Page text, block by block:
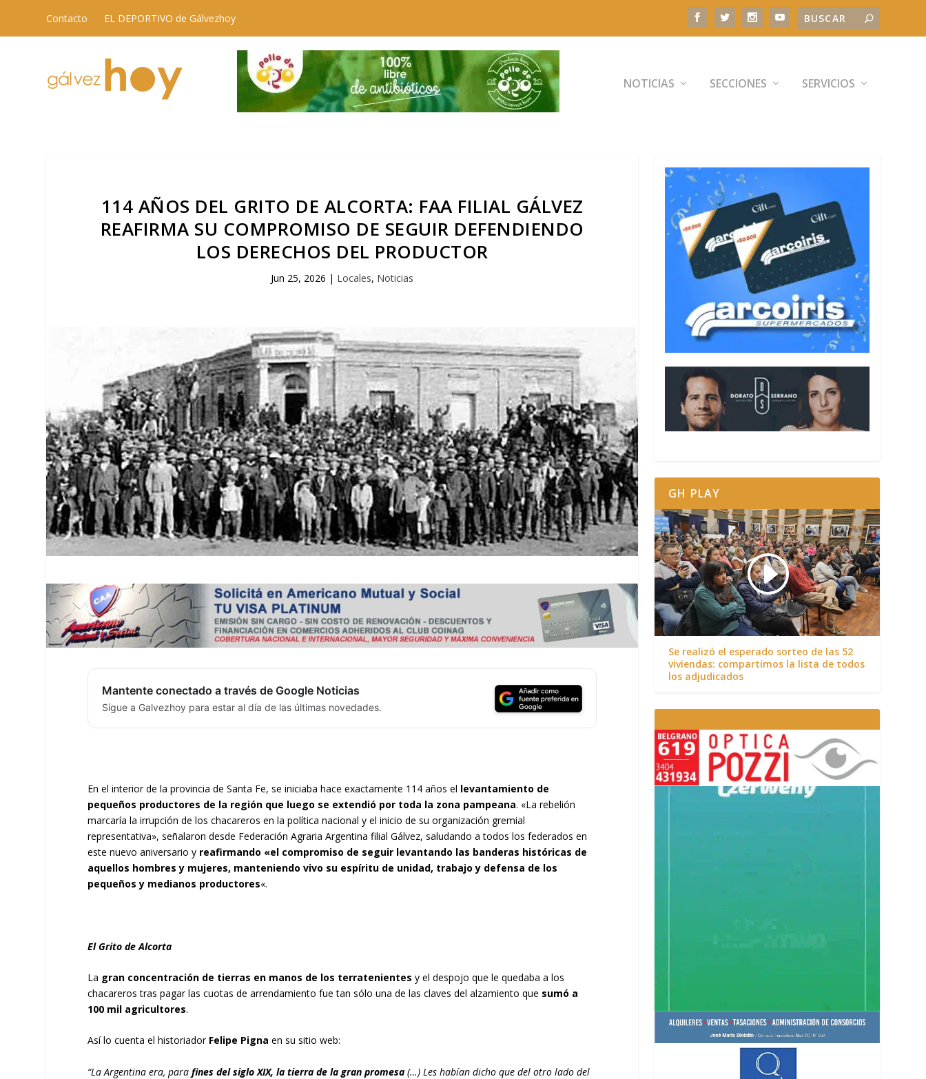
Contacto EL DEPORTIVO de Gálvezhoy
NOTICIAS SECCIONES SERVICIOS
114 AÑOS DEL GRITO DE ALCORTA: FAA FILIAL GÁLVEZ
REAFIRMA SU COMPROMISO DE SEGUIR DEFENDIENDO
LOS DERECHOS DEL PRODUCTOR
Jun 25, 2026 | Locales, Noticias
Mantente conectado a través de Google Noticias
Sígue a Galvezhoy para estar al día de las últimas novedades.
En el interior de la provincia de Santa Fe, se iniciaba hace exactamente 114 años el levantamiento de
pequeños productores de la región que luego se extendió por toda la zona pampeana. «La rebelión
marcaría la irrupción de los chacareros en la política nacional y el inicio de su organización gremial
representativa», señalaron desde Federación Agraria Argentina filial Gálvez, saludando a todos los federados en
este nuevo aniversario y reafirmando «el compromiso de seguir levantando las banderas históricas de
aquellos hombres y mujeres, manteniendo vivo su espíritu de unidad, trabajo y defensa de los
pequeños y medianos productores«.
El Grito de Alcorta
La gran concentración de tierras en manos de los terratenientes y el despojo que le quedaba a los
chacareros tras pagar las cuotas de arrendamiento fue tan sólo una de las claves del alzamiento que sumó a
100 mil agricultores.
Así lo cuenta el historiador Felipe Pigna en su sitio web:
“La Argentina era, parafines del siglo XIX, la tierra de la gran promesa (…) Les habían dicho que del otro lado del
GH PLAY
Se realizó el esperado sorteo de las 52
viviendas: compartimos la lista de todos
los adjudicados